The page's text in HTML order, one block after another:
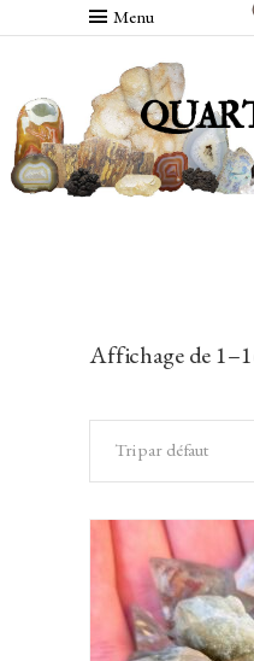
Menu
Affichage de
Tri par défaut